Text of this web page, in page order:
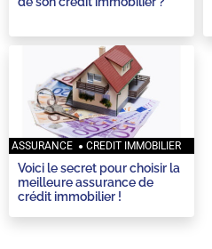
Voici le secret pour choisir la
meilleure assurance de
crédit immobilier !
ASSURANCE CREDIT IMMOBILIER